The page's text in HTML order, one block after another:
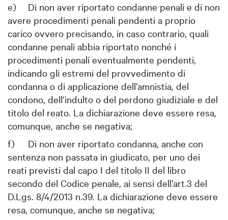
e)
Di non aver riportato condanne penali e di non
avere procedimenti penali pendenti a proprio
carico ovvero precisando, in caso contrario, quali
condanne penali abbia riportato nonché i
procedimenti penali eventualmente pendenti,
indicando gli estremi del provvedimento di
condanna o di applicazione dell’amnistia, del
condono, dell’indulto o del perdono giudiziale e del
titolo del reato. La dichiarazione deve essere resa,
comunque, anche se negativa;
f)
Di non aver riportato condanna, anche con
sentenza non passata in giudicato, per uno dei
reati previsti dal capo I del titolo II del libro
secondo del Codice penale, ai sensi dell’art.3 del
D.Lgs. 8/4/2013 n.39. La dichiarazione deve essere
resa, comunque, anche se negativa;